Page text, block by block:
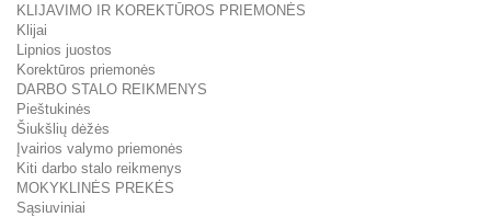
KLIJAVIMO IR KOREKTŪROS PRIEMONĖS
Klijai
Lipnios juostos
Korektūros priemonės
DARBO STALO REIKMENYS
Pieštukinės
Šiukšlių dėžės
Įvairios valymo priemonės
Kiti darbo stalo reikmenys
MOKYKLINĖS PREKĖS
Sąsiuviniai